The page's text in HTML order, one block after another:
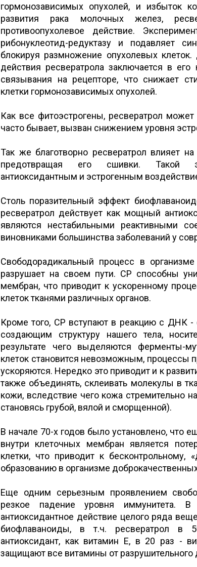
гормонозависимых опухолей, и избыток
развития рака молочных желез,
противоопухолевое действие.
рибонуклеотид-редуктазу и подавляет
блокируя размножение опухолевых
действия ресвератрола заключается в
связывания на рецепторе, что снижает
клетки гормонозависимых опухолей.
Как все фитоэстрогены, ресвератрол
часто бывает, вызван снижением уровня
Так же благотворно ресвератрол влияет
предотвращая его сшивки. Такой
антиоксидантным и эстрогенным
Столь поразительный эффект
ресвератрол действует как мощный
являются нестабильными реактивными
виновниками большинства заболеваний у
Свободорадикальный процесс в
разрушает на своем пути. СР способны
мембран, что приводит к ускоренному
клеток тканями различных органов.
Кроме того, СР вступают в реакцию с ДНК -
создающим структуру нашего тела,
результате чего выделяются ферменты-
клеток становится невозможным, процессы
ускоряются. Нередко это приводит и к
также объединять, склеивать молекулы в
кожи, вследствие чего кожа стремительно
становясь грубой, вялой и сморщенной).
В начале 70-х годов было установлено, что
внутри клеточных мембран является
клетки, что приводит к бесконтрольному,
образованию в организме
Еще одним серьезным проявлением
резкое падение уровня иммунитета.
антиоксидантное действие целого ряда
биофлаваноиды, в т.ч. ресвератрол в
антиоксидант, как витамин Е, в 20 раз -
защищают все витамины от